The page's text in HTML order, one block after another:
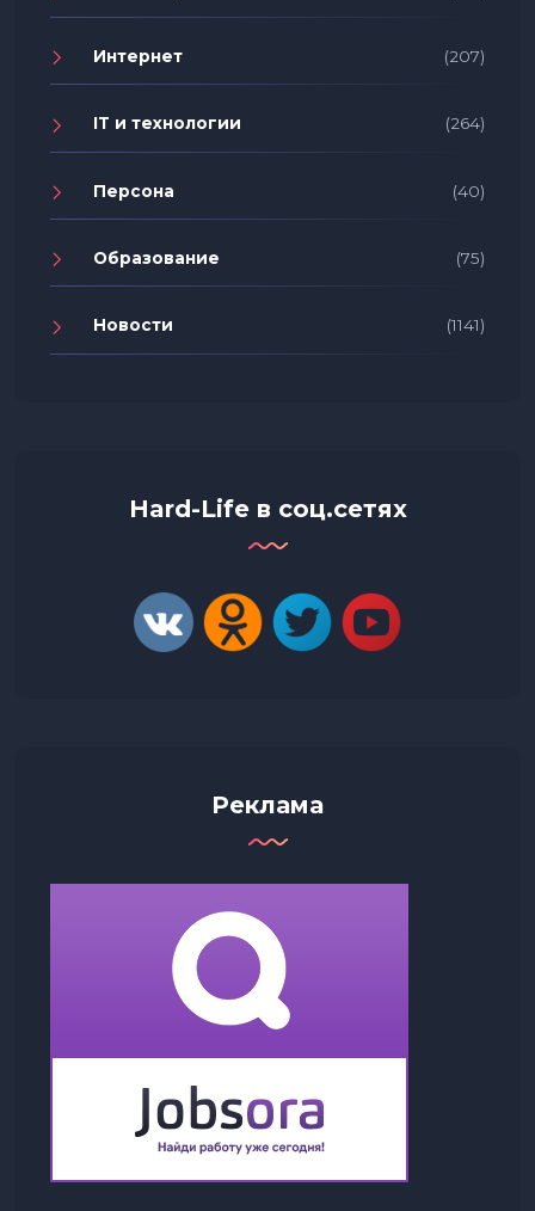
Интернет (207)
IT и технологии (264)
Персона (40)
Образование (75)
Новости (1141)
Hard-Life в соц.сетях
Реклама